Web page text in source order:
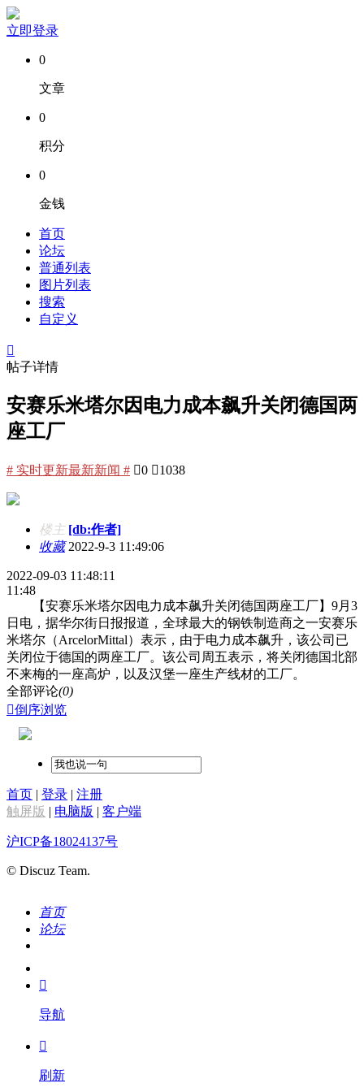
立即登录
0
文章
0
积分
0
金钱
首页
论坛
普通列表
图片列表
搜索
自定义

帖子详情
安赛乐米塔尔因电力成本飙升关闭德国两
座工厂
# 实时更新最新新闻 # 0 1038
楼主 [db:作者]
收藏2022-9-3 11:49:06
2022-09-03 11:48:11
11:48
【安赛乐米塔尔因电力成本飙升关闭德国两座工厂】9月3
日电，据华尔街日报报道，全球最大的钢铁制造商之一安赛乐
米塔尔（ArcelorMittal）表示，由于电力成本飙升，该公司已
关闭位于德国的两座工厂。该公司周五表示，将关闭德国北部
不来梅的一座高炉，以及汉堡一座生产线材的工厂。
全部评论(0)
倒序浏览
首页 | 登录 | 注册
触屏版 | 电脑版 | 客户端
沪ICP备18024137号
© Discuz Team.
首页
论坛
我的

导航

刷新